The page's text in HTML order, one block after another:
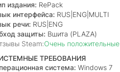
издания: RePack
интерфейса: RUS|ENG|MULTI
речи: RUS|ENG
защиты: Вшита (PLAZA)
Steam:Очень положительные
ТРЕБОВАНИЯ
система: Windows 7